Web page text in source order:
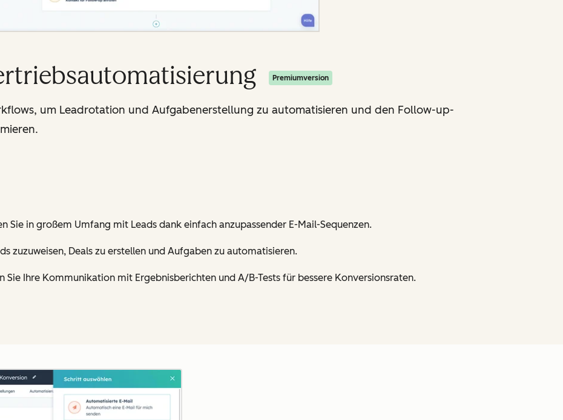
Premiumversion
um Leadrotation und Aufgabenerstellung zu automatisieren und den Follow-up-
Sie in großem Umfang mit Leads dank einfach anzupassender E-Mail-Sequenzen.
zuzuweisen, Deals zu erstellen und Aufgaben zu automatisieren.
Sie Ihre Kommunikation mit Ergebnisberichten und A/B-Tests für bessere Konversionsraten.